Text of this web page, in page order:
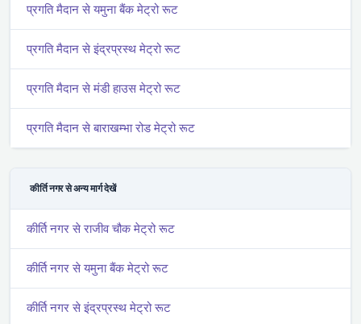
प्रगति मैदान से यमुना बैंक मेट्रो रूट
प्रगति मैदान से इंद्रप्रस्थ मेट्रो रूट
प्रगति मैदान से मंडी हाउस मेट्रो रूट
प्रगति मैदान से बाराखम्भा रोड मेट्रो रूट
कीर्ति नगर से अन्य मार्ग देखें
कीर्ति नगर से राजीव चौक मेट्रो रूट
कीर्ति नगर से यमुना बैंक मेट्रो रूट
कीर्ति नगर से इंद्रप्रस्थ मेट्रो रूट